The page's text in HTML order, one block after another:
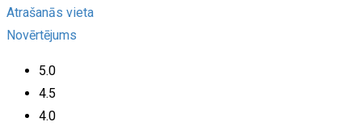
Atrašanās vieta
Novērtējums
5.0
4.5
4.0